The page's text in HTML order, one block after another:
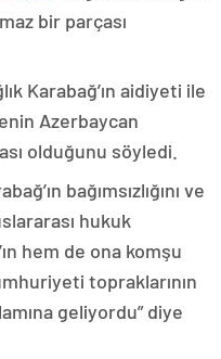
bir parçası
Karabağ’ın aidiyeti ile
Azerbaycan
olduğunu söyledi.
bağımsızlığını ve
hukuk
hem de ona komşu
topraklarının
geliyordu” diye